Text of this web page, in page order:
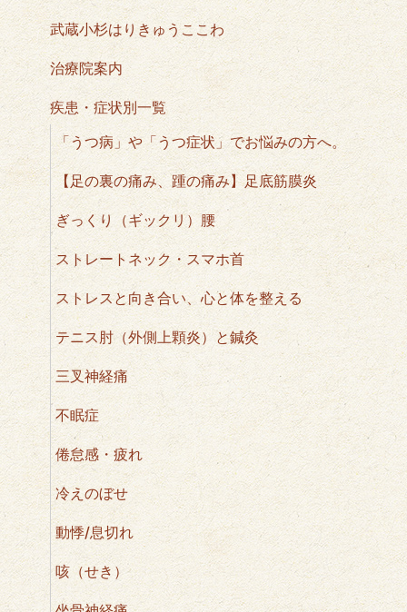
武蔵小杉はりきゅうここわ
治療院案内
疾患・症状別一覧
「うつ病」や「うつ症状」でお悩みの方へ。
【足の裏の痛み、踵の痛み】足底筋膜炎
ぎっくり（ギックリ）腰
ストレートネック・スマホ首
ストレスと向き合い、心と体を整える
テニス肘（外側上顆炎）と鍼灸
三叉神経痛
不眠症
倦怠感・疲れ
冷えのぼせ
動悸/息切れ
咳（せき）